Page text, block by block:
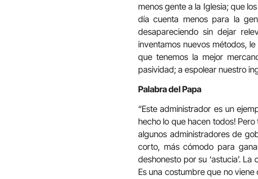
menos gente a la Iglesia; que
día cuenta menos para la
desapareciendo sin dejar
inventamos nuevos métodos,
que tenemos la mejor
pasividad; a espolear nuestro
Palabra del Papa
“Este administrador es un
hecho lo que hacen todos!
algunos administradores de
corto, más cómodo para
deshonesto por su ‘astucia’.
Es una costumbre que no viene